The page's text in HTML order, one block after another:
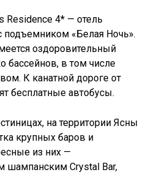
Residence 4* — отель
подъемником «Белая Ночь».
оздоровительный
бассейнов, в том числе
К канатной дороге от
бесплатные автобусы.
на территории Ясны
крупных баров и
из них —
Crystal Bar,